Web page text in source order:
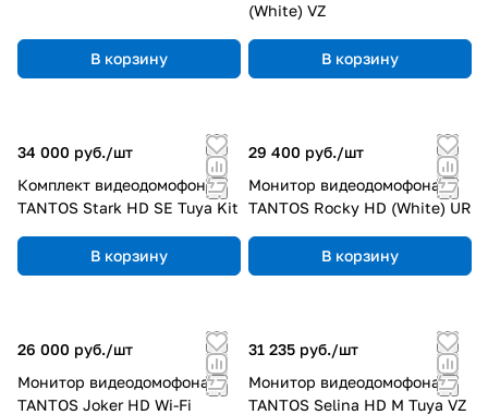
Комплексные решения «под ключ». Команда
инфраструктурных объектов (больницы, музеи,
госучреждения).
обслуживание, консультации и техническая
помощь на русском языке.
Оптимальное соотношение цены и качества.
Современные технологии без переплат за
импортные аналоги.
В корзину
(White) VZ
В корзину
34 000 руб./шт
Комплект видеодомофона
TANTOS Stark HD SE Tuya Kit
В корзину
29 400 руб./шт
Монитор видеодомофона
TANTOS Rocky HD (White) UR
В корзину
26 000 руб./шт
Монитор видеодомофона
TANTOS Joker HD Wi-Fi
31 235 руб./шт
Монитор видеодомофона
TANTOS Selina HD M Tuya VZ